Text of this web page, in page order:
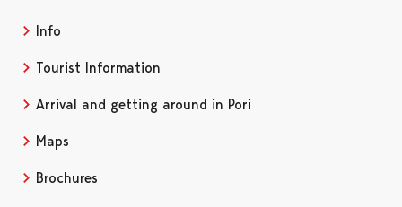
Info
Tourist Information
Arrival and getting around in Pori
Maps
Brochures